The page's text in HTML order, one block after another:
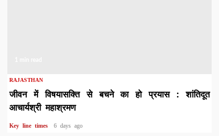
RAJASTHAN
जीवन में विषयासक्ति से बचने का हो प्रयास : शांतिदूत
आचार्यश्री महाश्रमण
Key line times 6 days ago